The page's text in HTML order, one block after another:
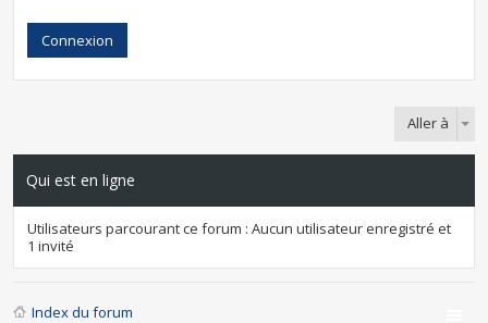
Aller à
Qui est en ligne
Utilisateurs parcourant ce forum : Aucun utilisateur enregistré et
1 invité
Index du forum